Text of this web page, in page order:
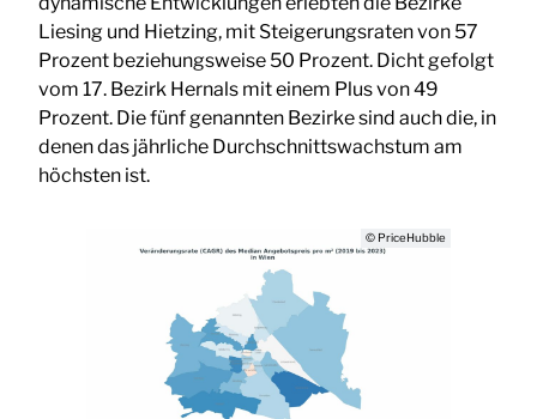
Liesing und Hietzing, mit Steigerungsraten von 57
Prozent beziehungsweise 50 Prozent. Dicht gefolgt
vom 17. Bezirk Hernals mit einem Plus von 49
Prozent. Die fünf genannten Bezirke sind auch die, in
denen das jährliche Durchschnittswachstum am
höchsten ist.
© PriceHubble